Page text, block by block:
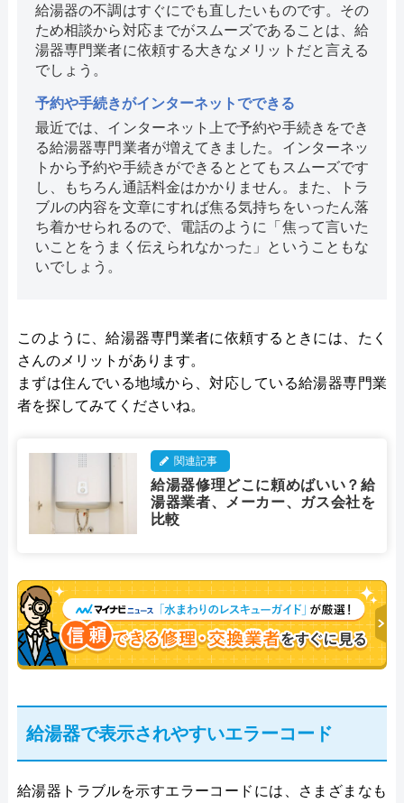
給湯器の不調はすぐにでも直したいものです。その
ため相談から対応までがスムーズであることは、給
湯器専門業者に依頼する大きなメリットだと言える
でしょう。
予約や手続きがインターネットでできる
最近では、インターネット上で予約や手続きをでき
る給湯器専門業者が増えてきました。インターネッ
トから予約や手続きができるととてもスムーズです
し、もちろん通話料金はかかりません。また、トラ
ブルの内容を文章にすれば焦る気持ちをいったん落
ち着かせられるので、電話のように「焦って言いた
いことをうまく伝えられなかった」ということもな
いでしょう。
このように、給湯器専門業者に依頼するときには、たく
さんのメリットがあります。
まずは住んでいる地域から、対応している給湯器専門業
者を探してみてくださいね。
関連記事
給湯器修理どこに頼めばいい？給
湯器業者、メーカー、ガス会社を
比較
給湯器で表示されやすいエラーコード
給湯器トラブルを示すエラーコードには、さまざまなも